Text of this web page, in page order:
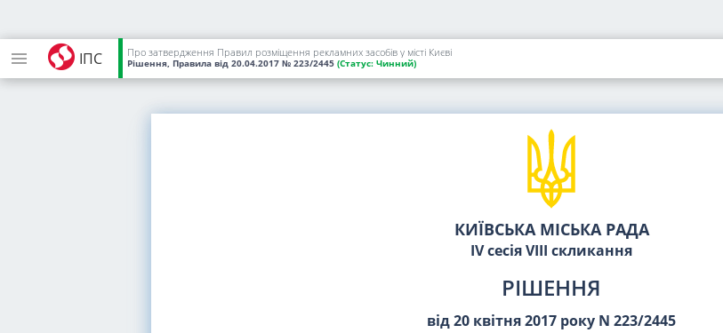
ІПС Про затвердження Правил розміщення рекламних засобів у місті Києві
Рішення, Правила від 20.04.2017 № 223/2445 (Статус: Чинний)
КИЇВСЬКА МІСЬКА РАДА
IV сесія VIII скликання
РІШЕННЯ
від 20 квітня 2017 року N 223/2445